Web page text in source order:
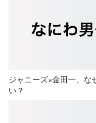
ジャニーズ×金田一、な
い？